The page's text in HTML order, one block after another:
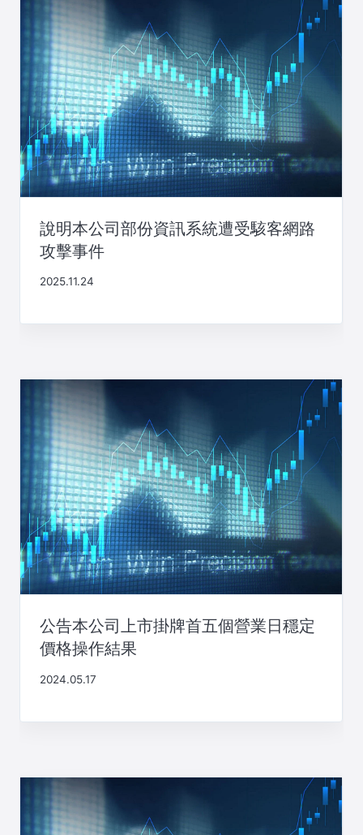
說明本公司部份資訊系統遭受駭客網路
攻擊事件
2025.11.24
公告本公司上市掛牌首五個營業日穩定
價格操作結果
2024.05.17